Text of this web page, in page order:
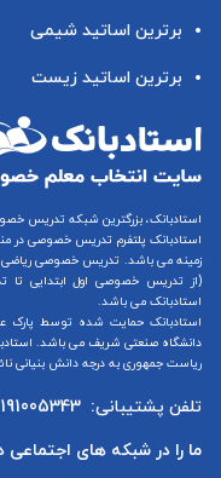
برترین اساتید شیمی
برترین اساتید زیست
استادبانک، بزرگترین شبکه تدریس
استادبانک پلتفرم تدریس خصوصی در
زمینه می باشد. تدریس خصوصی ریاضی
(از تدریس خصوصی اول ابتدایی تا
استادبانک می باشد.
استادبانک حمایت شده توسط پارک
دانشگاه صنعتی شریف می باشد.
ریاست جمهوری به درجه دانش بنیانی
تلفن پشتیبانی:
ما را در شبکه های اجتماعی